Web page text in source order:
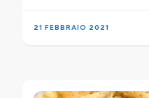
21 FEBBRAIO 2021